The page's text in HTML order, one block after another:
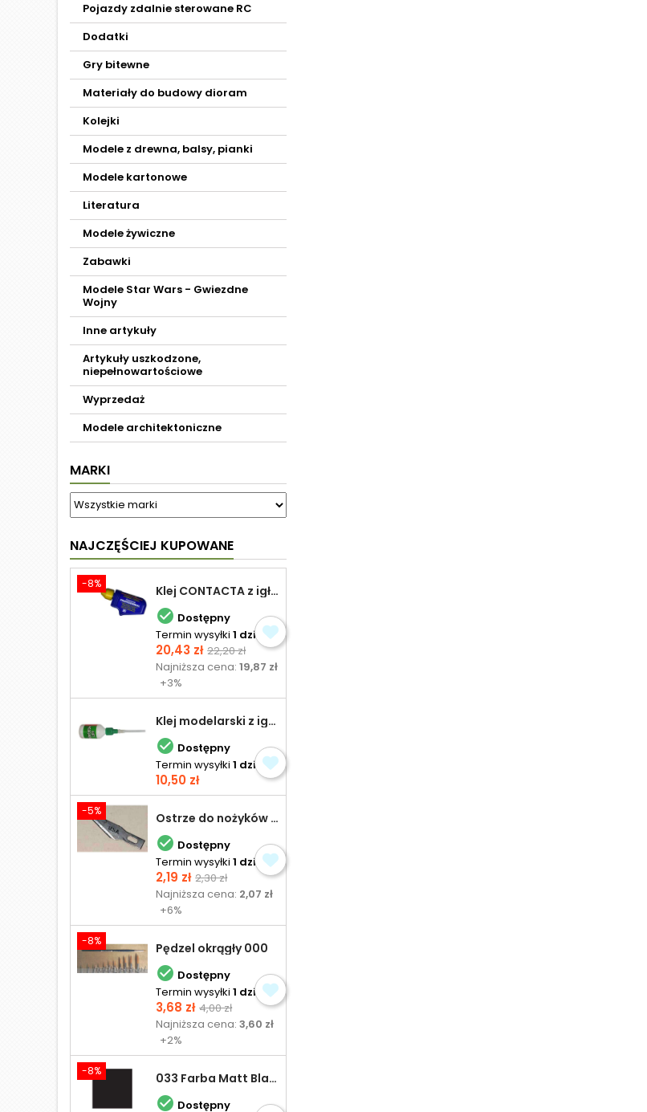
Pojazdy zdalnie sterowane RC
Dodatki
Gry bitewne
Materiały do budowy dioram
Kolejki
Modele z drewna, balsy, pianki
Modele kartonowe
Literatura
Modele żywiczne
Zabawki
Modele Star Wars - Gwiezdne
Wojny
Inne artykuły
Artykuły uszkodzone,
niepełnowartościowe
Wyprzedaż
Modele architektoniczne
MARKI
NAJCZĘŚCIEJ KUPOWANE
-8% Klej CONTACTA z igłą do plastiku 25,0 g
 Dostępny
Termin wysyłki 1 dzień
Cena
20,43 zł Cena
podstawowa
22,20 zł
Najniższa cena:19,87 zł
+3%
Klej modelarski z igłą 30 ml
 Dostępny
Termin wysyłki 1 dzień
Cena
10,50 zł
-5% Ostrze do nożyków Excel
 Dostępny
Termin wysyłki 1 dzień
Cena
2,19 zł Cena
podstawowa
2,30 zł
Najniższa cena: 2,07 zł
+6%
-8% Pędzel okrągły 000
 Dostępny
Termin wysyłki 1 dzień
Cena
3,68 zł Cena
podstawowa
4,00 zł
Najniższa cena:3,60 zł
+2%
-8% 033 Farba Matt Black - olejna
 Dostępny